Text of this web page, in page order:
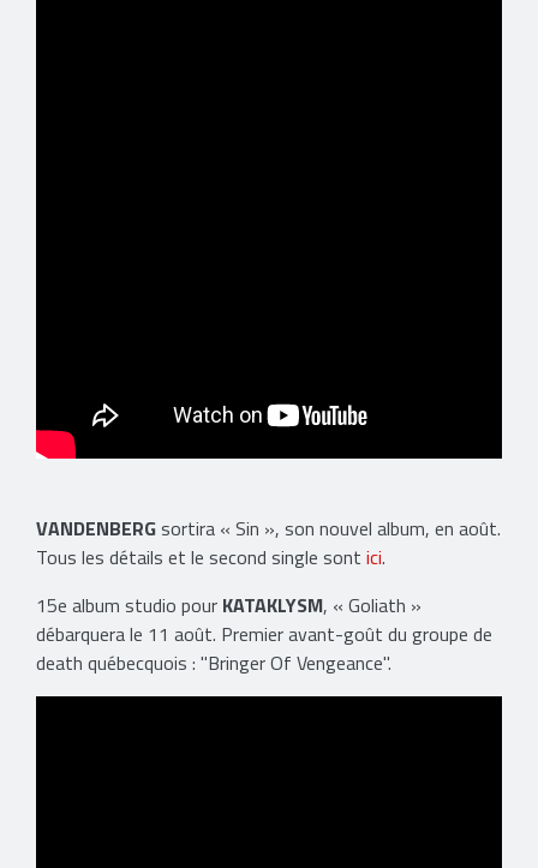
VANDENBERGsortira « Sin », son nouvel album, en août.
Tous les détails et le second single sont ici.
15e album studio pour KATAKLYSM, « Goliath »
débarquera le 11 août. Premier avant-goût du groupe de
death québecquois : "Bringer Of Vengeance".